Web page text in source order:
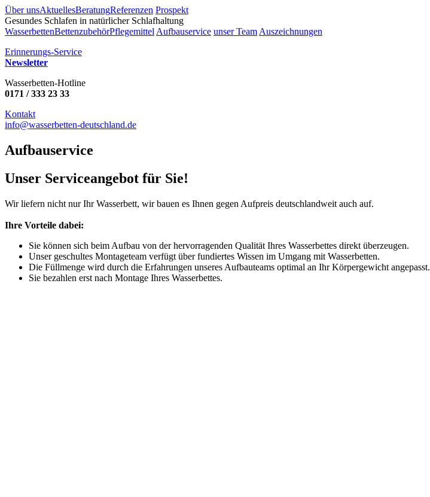
Über unsAktuellesBeratungReferenzen Prospekt
Gesundes Schlafen in natürlicher Schlafhaltung
WasserbettenBettenzubehörPflegemittel Aufbauservice unser Team Auszeichnungen
Erinnerungs-Service
Newsletter
Wasserbetten-Hotline
0171 / 333 23 33
Kontakt
info@wasserbetten-deutschland.de
Aufbauservice
Unser Serviceangebot für Sie!
Wir liefern nicht nur Ihr Wasserbett, wir bauen es Ihnen gegen Aufpreis deutschlandweit auch auf.
Ihre Vorteile dabei:
Sie können sich beim Aufbau von der hervorragenden Qualität Ihres Wasserbettes direkt überzeugen.
Unser geschultes Montageteam verfügt über fundiertes Wissen im Umgang mit Wasserbetten.
Die Füllmenge wird durch die Erfahrungen unseres Aufbauteams optimal an Ihr Körpergewicht angepasst.
Sie bezahlen erst nach Montage Ihres Wasserbettes.